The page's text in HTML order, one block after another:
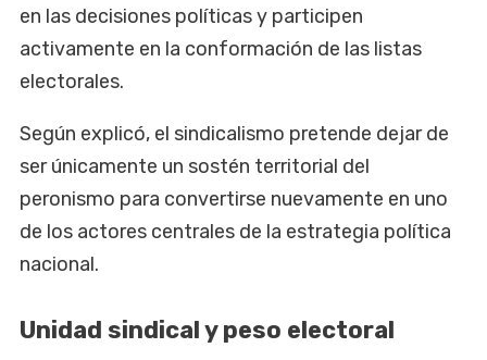
en las decisiones políticas y participen
activamente en la conformación de las listas
electorales.
Según explicó, el sindicalismo pretende dejar de
ser únicamente un sostén territorial del
peronismo para convertirse nuevamente en uno
de los actores centrales de la estrategia política
nacional.
Unidad sindical y peso electoral